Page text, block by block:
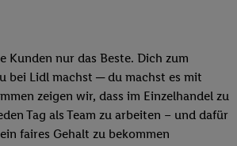
Kunden nur das Beste. Dich zum
bei Lidl machst ─ du machst es mit
zeigen wir, dass im Einzelhandel zu
Tag als Team zu arbeiten – und dafür
faires Gehalt zu bekommen